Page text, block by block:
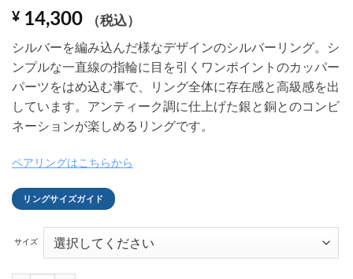
¥ 14,300 （税込）
シルバーを編み込んだ様なデザインのシルバーリング。シ
ンプルな一直線の指輪に目を引くワンポイントのカッパー
パーツをはめ込む事で、リング全体に存在感と高級感を出
しています。アンティーク調に仕上げた銀と銅とのコンビ
ネーションが楽しめるリングです。
ペアリングはこちらから
リングサイズガイド
サイズ